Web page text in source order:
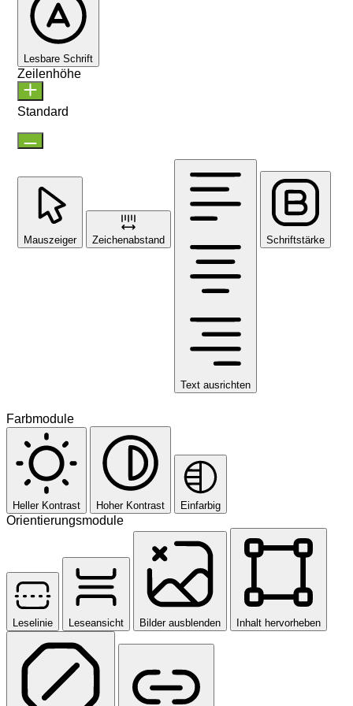
Lesbare Schrift
Zeilenhöhe
Standard
Mauszeiger Zeichenabstand
Text ausrichten
Schriftstärke
Farbmodule
Heller Kontrast Hoher Kontrast Einfarbig
Orientierungsmodule
Leselinie Leseansicht Bilder ausblenden Inhalt hervorheben